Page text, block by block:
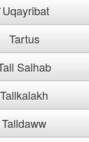
Tartus
Salhab
Tallkalakh
Talldaww